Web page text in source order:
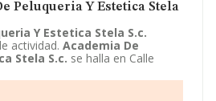
Peluqueria Y Estetica Stela
Y Estetica Stela S.c.
actividad. Academia De
Stela S.c. se halla en Calle
- 1, Linares, jaen. La empresa
CNAE como 8532 -